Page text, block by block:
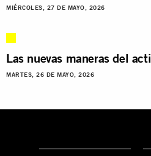
MIÉRCOLES, 27 DE MAYO, 2026
Las nuevas maneras del
MARTES, 26 DE MAYO, 2026